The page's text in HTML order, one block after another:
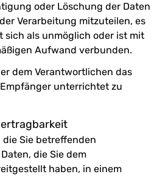
oder Löschung der Daten
Verarbeitung mitzuteilen, es
sich als unmöglich oder ist mit
Aufwand verbunden.
dem Verantwortlichen das
unterrichtet zu
die Sie betreffenden
die Sie dem
haben, in einem